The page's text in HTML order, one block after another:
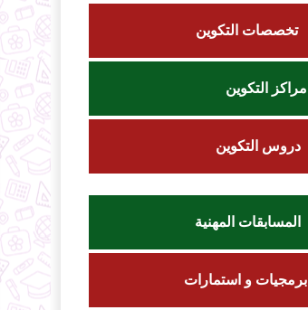
تخصصات التكوين
مراكز التكوين
دروس التكوين
المسابقات المهنية
برمجيات و استمارات